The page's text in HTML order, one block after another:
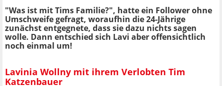
"Was ist mit Tims Familie?", hatte ein Follower ohne
Umschweife gefragt, woraufhin die 24-Jährige
zunächst entgegnete, dass sie dazu nichts sagen
wolle. Dann entschied sich Lavi aber offensichtlich
noch einmal um!
Lavinia Wollny mit ihrem Verlobten Tim
Katzenbauer